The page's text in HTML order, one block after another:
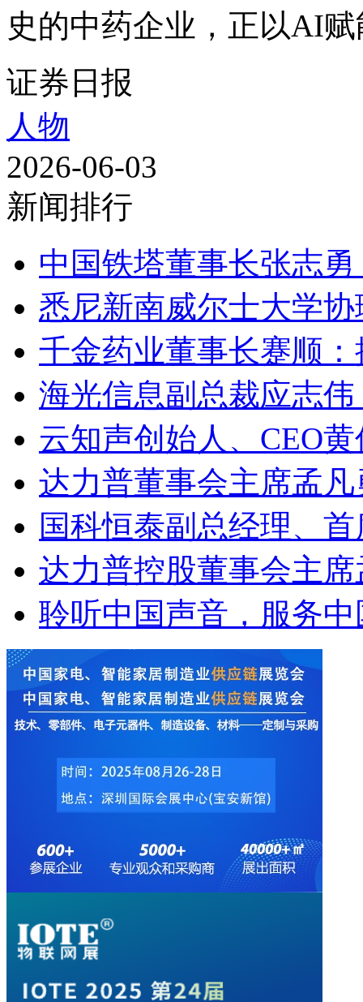
史的中药企业，正以AI
证券日报
人物
2026-06-03
新闻排行
中国铁塔董事长张志
悉尼新南威尔士大学
千金药业董事长蹇顺
海光信息副总裁应志
云知声创始人、CEO
达力普董事会主席孟
国科恒泰副总经理、
达力普控股董事会主
聆听中国声音，服务